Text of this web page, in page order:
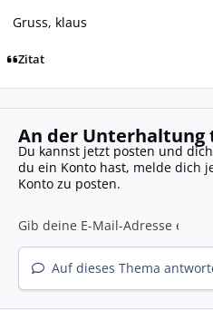
Gruss, klaus
Zitat
An der Unterhaltung
Du kannst jetzt posten und
du ein Konto hast, melde dich
Konto zu posten.
Auf dieses Thema